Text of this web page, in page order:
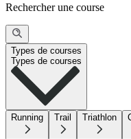
Rechercher une course
Types de courses
Types de courses
Running Trail Triathlon